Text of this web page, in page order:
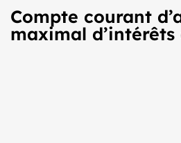
Compte courant
maximal